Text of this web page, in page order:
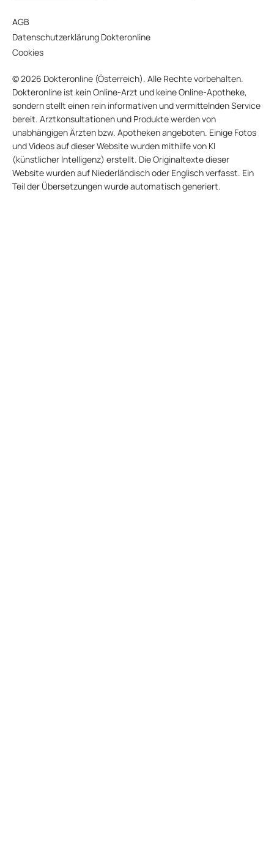
AGB
Datenschutzerklärung Dokteronline
Cookies
© 2026 Dokteronline (Österreich). Alle Rechte vorbehalten.
Dokteronline ist kein Online-Arzt und keine Online-Apotheke,
sondern stellt einen rein informativen und vermittelnden Service
bereit. Arztkonsultationen und Produkte werden von
unabhängigen Ärzten bzw. Apotheken angeboten. Einige Fotos
und Videos auf dieser Website wurden mithilfe von KI
(künstlicher Intelligenz) erstellt. Die Originaltexte dieser
Website wurden auf Niederländisch oder Englisch verfasst. Ein
Teil der Übersetzungen wurde automatisch generiert.